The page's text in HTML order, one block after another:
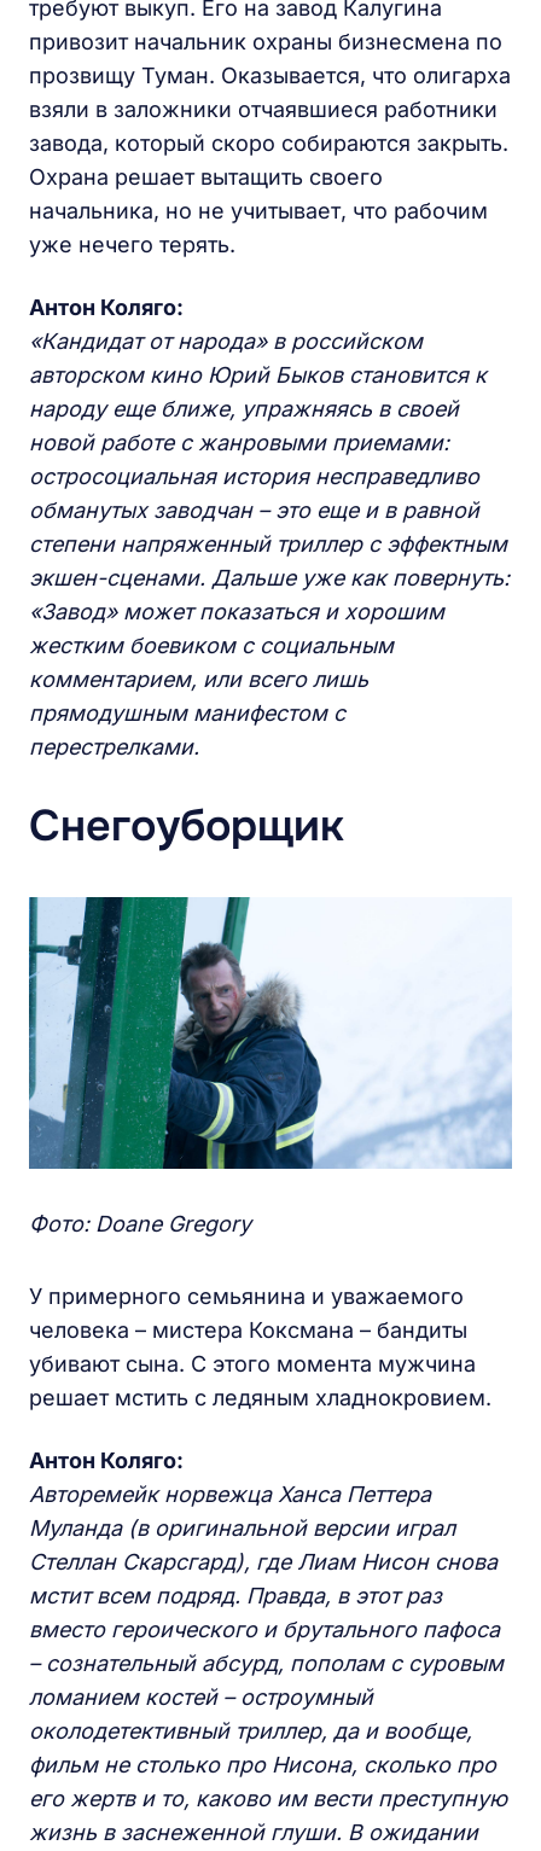
требуют выкуп. Его на завод Калугина
привозит начальник охраны бизнесмена по
прозвищу Туман. Оказывается, что олигарха
взяли в заложники отчаявшиеся работники
завода, который скоро собираются закрыть.
Охрана решает вытащить своего
начальника, но не учитывает, что рабочим
уже нечего терять.
Антон Коляго:
«Кандидат от народа» в российском
авторском кино Юрий Быков становится к
народу еще ближе, упражняясь в своей
новой работе с жанровыми приемами:
остросоциальная история несправедливо
обманутых заводчан – это еще и в равной
степени напряженный триллер с эффектным
экшен-сценами. Дальше уже как повернуть:
«Завод» может показаться и хорошим
жестким боевиком с социальным
комментарием, или всего лишь
прямодушным манифестом с
перестрелками.
Снегоуборщик
Фото: Doane Gregory
У примерного семьянина и уважаемого
человека – мистера Коксмана – бандиты
убивают сына. С этого момента мужчина
решает мстить с ледяным хладнокровием.
Антон Коляго:
Авторемейк норвежца Ханса Петтера
Муланда (в оригинальной версии играл
Стеллан Скарсгард), где Лиам Нисон снова
мстит всем подряд. Правда, в этот раз
вместо героического и брутального пафоса
– сознательный абсурд, пополам с суровым
ломанием костей – остроумный
околодетективный триллер, да и вообще,
фильм не столько про Нисона, сколько про
его жертв и то, каково им вести преступную
жизнь в заснеженной глуши. В ожидании